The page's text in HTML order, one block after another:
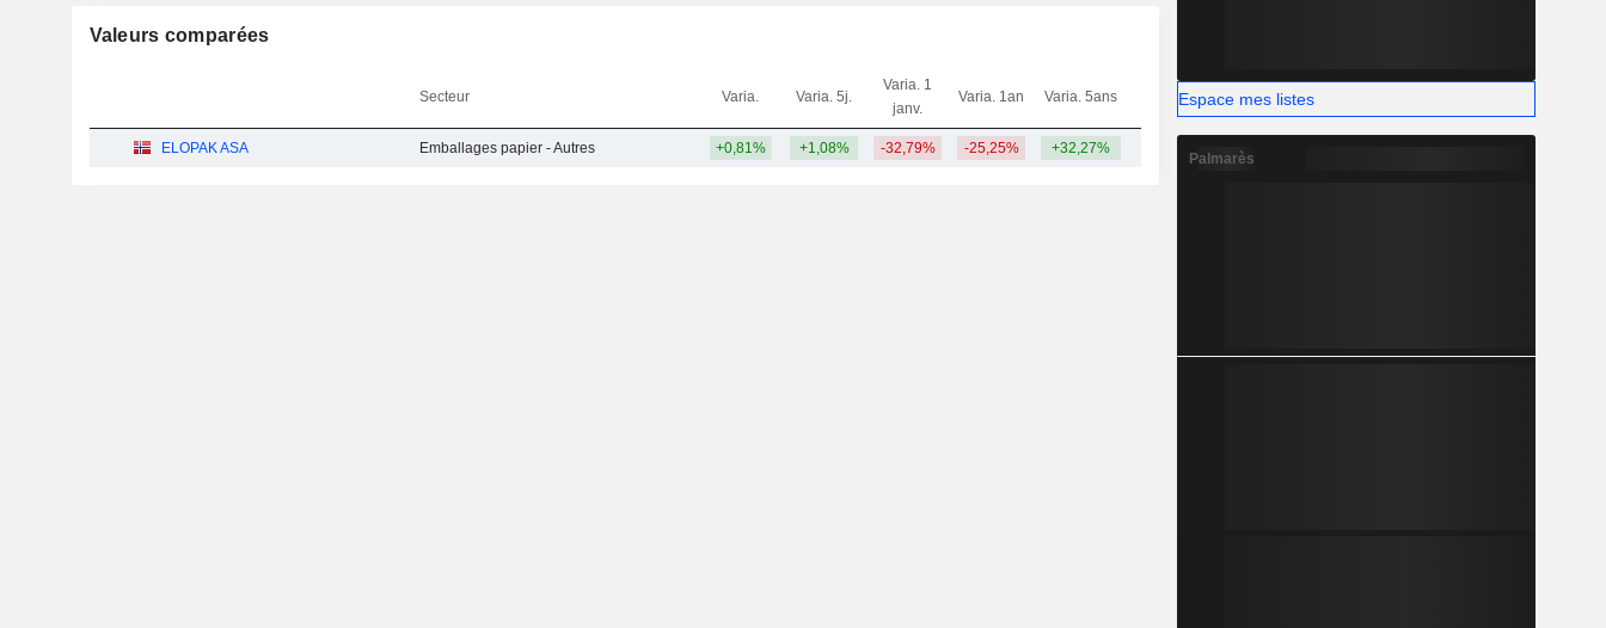
Valeurs comparées
Secteur Varia. Varia. 5j.
Varia. 1
janv.
Varia. 1an Varia. 5ans Capi. CT MT LT
ELOPAK ASA Emballages papier - Autres +0,81% +1,08% -32,79% -25,25% +32,27%
Espace mes listes
Palmarès